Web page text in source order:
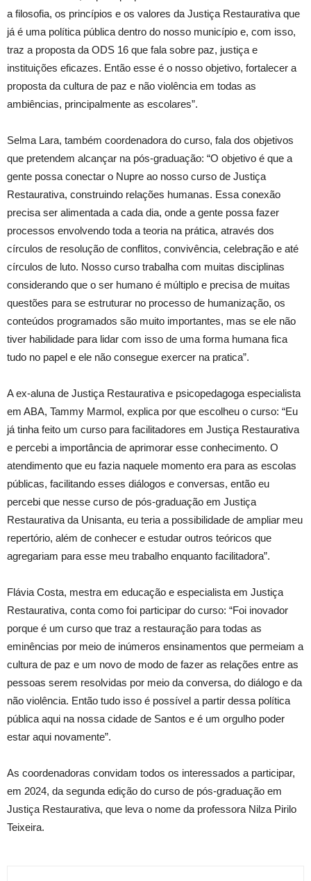
a filosofia, os princípios e os valores da Justiça Restaurativa que
já é uma política pública dentro do nosso município e, com isso,
traz a proposta da ODS 16 que fala sobre paz, justiça e
instituições eficazes. Então esse é o nosso objetivo, fortalecer a
proposta da cultura de paz e não violência em todas as
ambiências, principalmente as escolares”.
Selma Lara, também coordenadora do curso, fala dos objetivos
que pretendem alcançar na pós-graduação: “O objetivo é que a
gente possa conectar o Nupre ao nosso curso de Justiça
Restaurativa, construindo relações humanas. Essa conexão
precisa ser alimentada a cada dia, onde a gente possa fazer
processos envolvendo toda a teoria na prática, através dos
círculos de resolução de conflitos, convivência, celebração e até
círculos de luto. Nosso curso trabalha com muitas disciplinas
considerando que o ser humano é múltiplo e precisa de muitas
questões para se estruturar no processo de humanização, os
conteúdos programados são muito importantes, mas se ele não
tiver habilidade para lidar com isso de uma forma humana fica
tudo no papel e ele não consegue exercer na pratica”.
A ex-aluna de Justiça Restaurativa e psicopedagoga especialista
em ABA, Tammy Marmol, explica por que escolheu o curso: “Eu
já tinha feito um curso para facilitadores em Justiça Restaurativa
e percebi a importância de aprimorar esse conhecimento. O
atendimento que eu fazia naquele momento era para as escolas
públicas, facilitando esses diálogos e conversas, então eu
percebi que nesse curso de pós-graduação em Justiça
Restaurativa da Unisanta, eu teria a possibilidade de ampliar meu
repertório, além de conhecer e estudar outros teóricos que
agregariam para esse meu trabalho enquanto facilitadora”.
Flávia Costa, mestra em educação e especialista em Justiça
Restaurativa, conta como foi participar do curso: “Foi inovador
porque é um curso que traz a restauração para todas as
eminências por meio de inúmeros ensinamentos que permeiam a
cultura de paz e um novo de modo de fazer as relações entre as
pessoas serem resolvidas por meio da conversa, do diálogo e da
não violência. Então tudo isso é possível a partir dessa política
pública aqui na nossa cidade de Santos e é um orgulho poder
estar aqui novamente”.
As coordenadoras convidam todos os interessados a participar,
em 2024, da segunda edição do curso de pós-graduação em
Justiça Restaurativa, que leva o nome da professora Nilza Pirilo
Teixeira.